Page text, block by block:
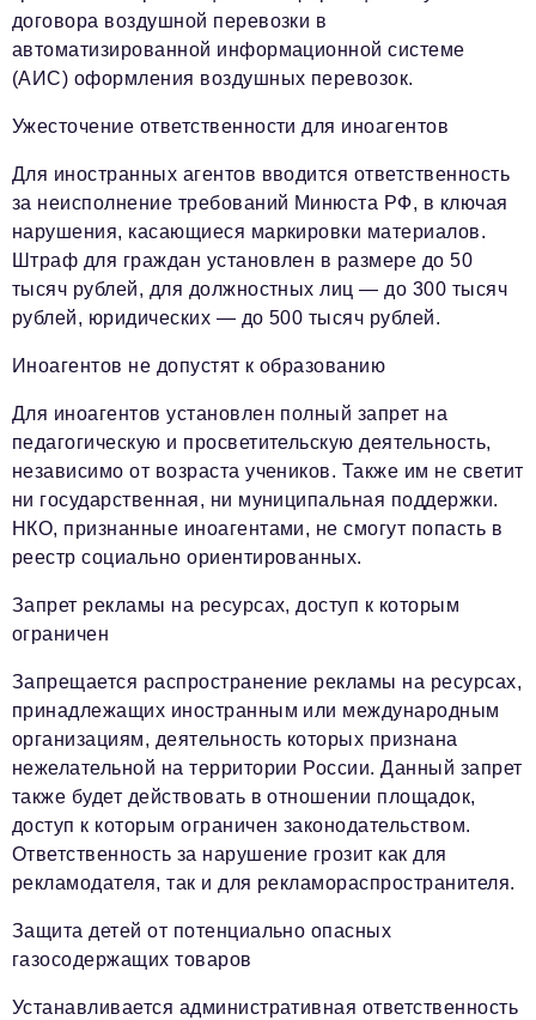
договора воздушной перевозки в
автоматизированной информационной системе
(АИС) оформления воздушных перевозок.
Ужесточение ответственности для иноагентов
Для иностранных агентов вводится ответственность
за неисполнение требований Минюста РФ, в ключая
нарушения, касающиеся маркировки материалов.
Штраф для граждан установлен в размере до 50
тысяч рублей, для должностных лиц — до 300 тысяч
рублей, юридических — до 500 тысяч рублей.
Иноагентов не допустят к образованию
Для иноагентов установлен полный запрет на
педагогическую и просветительскую деятельность,
независимо от возраста учеников. Также им не светит
ни государственная, ни муниципальная поддержки.
НКО, признанные иноагентами, не смогут попасть в
реестр социально ориентированных.
Запрет рекламы на ресурсах, доступ к которым
ограничен
Запрещается распространение рекламы на ресурсах,
принадлежащих иностранным или международным
организациям, деятельность которых признана
нежелательной на территории России. Данный запрет
также будет действовать в отношении площадок,
доступ к которым ограничен законодательством.
Ответственность за нарушение грозит как для
рекламодателя, так и для рекламораспространителя.
Защита детей от потенциально опасных
газосодержащих товаров
Устанавливается административная ответственность